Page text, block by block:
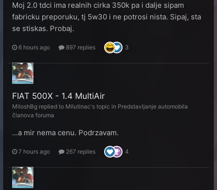
Moj 2.0 tdci ima realnih cirka 350k pa i dalje sipam
fabricku preporuku, tj 5w30 i ne potrosi nista. Sipaj, sta
se stiskas. Probaj.
6 hours ago 897 replies 3
FIAT 500X - 1.4 MultiAir
MiloshBg replied to Milutinac's topic in Predstavljanje automobila
članova foruma
...a mir nema cenu. Podrzavam.
7 hours ago 267 replies 4